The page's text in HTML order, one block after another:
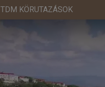
TDM KÖRUTAZÁSOK